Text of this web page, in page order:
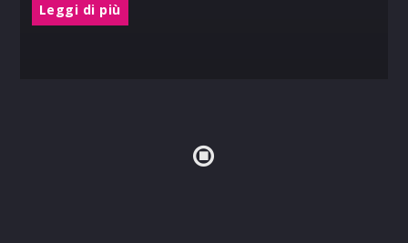
Leggi di più